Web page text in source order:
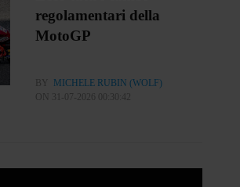
regolamentari della
MotoGP
BY
MICHELE RUBIN (WOLF)
ON 31-07-2026 00:30:42